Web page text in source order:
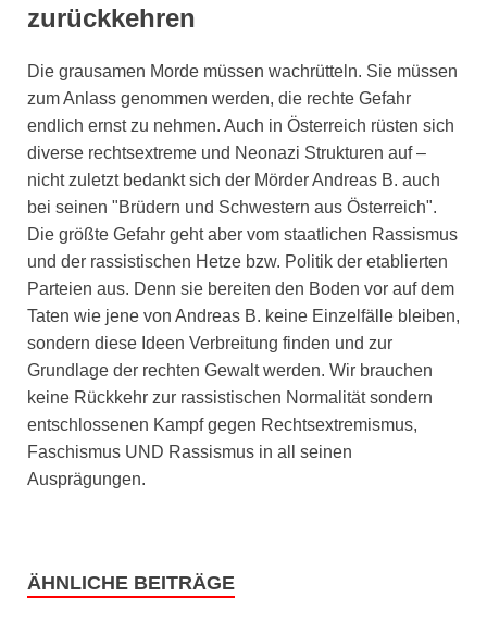
zurückkehren
Die grausamen Morde müssen wachrütteln. Sie müssen
zum Anlass genommen werden, die rechte Gefahr
endlich ernst zu nehmen. Auch in Österreich rüsten sich
diverse rechtsextreme und Neonazi Strukturen auf –
nicht zuletzt bedankt sich der Mörder Andreas B. auch
bei seinen "Brüdern und Schwestern aus Österreich".
Die größte Gefahr geht aber vom staatlichen Rassismus
und der rassistischen Hetze bzw. Politik der etablierten
Parteien aus. Denn sie bereiten den Boden vor auf dem
Taten wie jene von Andreas B. keine Einzelfälle bleiben,
sondern diese Ideen Verbreitung finden und zur
Grundlage der rechten Gewalt werden. Wir brauchen
keine Rückkehr zur rassistischen Normalität sondern
entschlossenen Kampf gegen Rechtsextremismus,
Faschismus UND Rassismus in all seinen
Ausprägungen.
ÄHNLICHE BEITRÄGE